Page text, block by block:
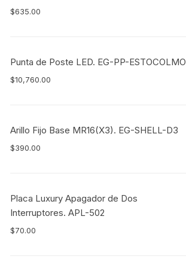
$635.00
Punta de Poste LED. EG-PP-ESTOCOLMO
$10,760.00
Arillo Fijo Base MR16(X3). EG-SHELL-D3
$390.00
Placa Luxury Apagador de Dos
Interruptores. APL-502
$70.00